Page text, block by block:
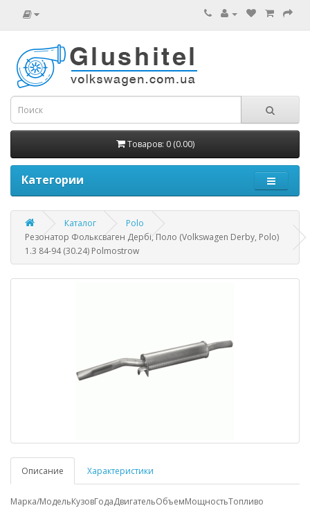
Товаров: 0 (0.00)
Категории
Каталог
Polo
Резонатор Фольксваген Дербі, Поло (Volkswagen Derby, Polo)
1.3 84-94 (30.24) Polmostrow
Описание Характеристики
Марка/МодельКузовГодаДвигательОбъемМощностьТопливо